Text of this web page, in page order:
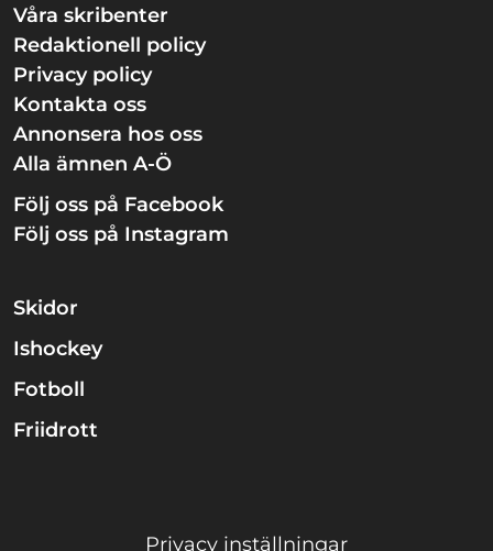
Våra skribenter
Redaktionell policy
Privacy policy
Kontakta oss
Annonsera hos oss
Alla ämnen A-Ö
Följ oss på Facebook
Följ oss på Instagram
Skidor
Ishockey
Fotboll
Friidrott
Privacy inställningar